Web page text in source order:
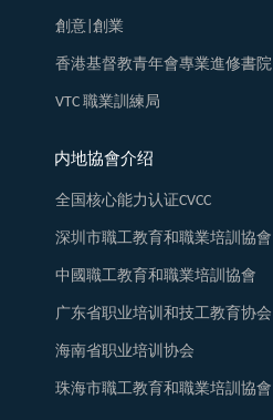
創意|創業
香港基督教青年會專業進修書院
VTC 職業訓練局
内地協會介绍
全国核心能力认证CVCC
深圳市職工教育和職業培訓協會
中國職工教育和職業培訓協會
广东省职业培训和技工教育协会
海南省职业培训协会
珠海市職工教育和職業培訓協會